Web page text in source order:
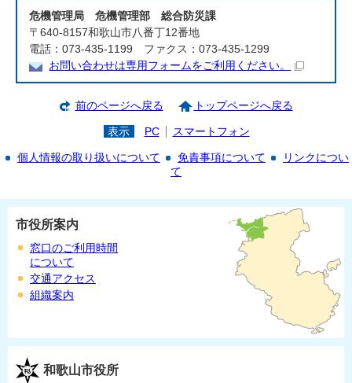
危機管理局 危機管理部 総合防災課
〒640-8157和歌山市八番丁12番地
電話：073-435-1199 ファクス：073-435-1299
お問い合わせは専用フォームをご利用ください。
前のページへ戻る トップページへ戻る
表示 PC スマートフォン
個人情報の取り扱いについて 免責事項について
リンクについ
て
市役所案内
窓口のご利用時間
について
交通アクセス
組織案内
和歌山市役所